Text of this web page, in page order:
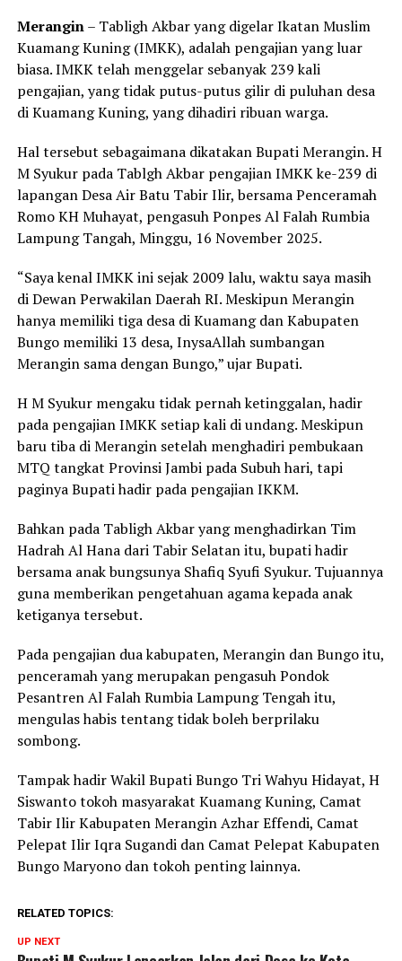
Merangin– Tabligh Akbar yang digelar Ikatan Muslim
Kuamang Kuning (IMKK), adalah pengajian yang luar
biasa. IMKK telah menggelar sebanyak 239 kali
pengajian, yang tidak putus-putus gilir di puluhan desa
di Kuamang Kuning, yang dihadiri ribuan warga.
Hal tersebut sebagaimana dikatakan Bupati Merangin. H
M Syukur pada Tablgh Akbar pengajian IMKK ke-239 di
lapangan Desa Air Batu Tabir Ilir, bersama Penceramah
Romo KH Muhayat, pengasuh Ponpes Al Falah Rumbia
Lampung Tangah, Minggu, 16 November 2025.
“Saya kenal IMKK ini sejak 2009 lalu, waktu saya masih
di Dewan Perwakilan Daerah RI. Meskipun Merangin
hanya memiliki tiga desa di Kuamang dan Kabupaten
Bungo memiliki 13 desa, InysaAllah sumbangan
Merangin sama dengan Bungo,” ujar Bupati.
H M Syukur mengaku tidak pernah ketinggalan, hadir
pada pengajian IMKK setiap kali di undang. Meskipun
baru tiba di Merangin setelah menghadiri pembukaan
MTQ tangkat Provinsi Jambi pada Subuh hari, tapi
paginya Bupati hadir pada pengajian IKKM.
Bahkan pada Tabligh Akbar yang menghadirkan Tim
Hadrah Al Hana dari Tabir Selatan itu, bupati hadir
bersama anak bungsunya Shafiq Syufi Syukur. Tujuannya
guna memberikan pengetahuan agama kepada anak
ketiganya tersebut.
Pada pengajian dua kabupaten, Merangin dan Bungo itu,
penceramah yang merupakan pengasuh Pondok
Pesantren Al Falah Rumbia Lampung Tengah itu,
mengulas habis tentang tidak boleh berprilaku
sombong.
Tampak hadir Wakil Bupati Bungo Tri Wahyu Hidayat, H
Siswanto tokoh masyarakat Kuamang Kuning, Camat
Tabir Ilir Kabupaten Merangin Azhar Effendi, Camat
Pelepat Ilir Iqra Sugandi dan Camat Pelepat Kabupaten
Bungo Maryono dan tokoh penting lainnya.
RELATED TOPICS:
UP NEXT